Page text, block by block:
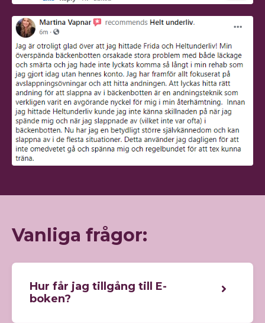
Vanliga frågor:
Hur får jag tillgång till E-
boken?